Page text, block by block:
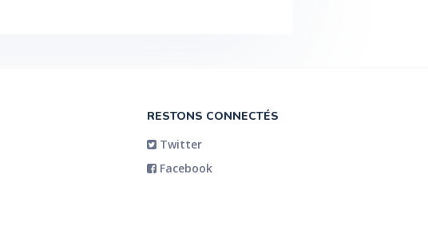
RESTONS CONNECTÉS
Twitter
Facebook